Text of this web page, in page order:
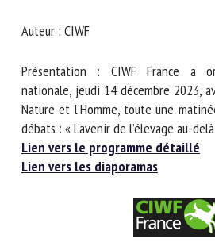
Auteur : CIWF
Présentation : CIWF France a
nationale, jeudi 14 décembre 2023,
la Nature et l’Homme, toute une
de débats : « L’avenir de l’élevage au-
Lien vers le programme détaillé
Lien vers les diaporamas
Prénom *
Organisme *